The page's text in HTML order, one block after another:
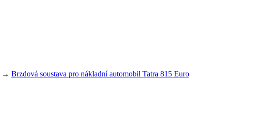
→ Brzdová soustava pro nákladní automobil Tatra 815 Euro